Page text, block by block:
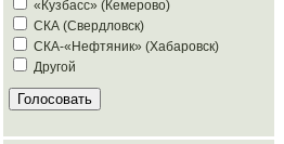
«Кузбасс» (Кемерово)
СКА (Свердловск)
СКА-«Нефтяник» (Хабаровск)
Другой